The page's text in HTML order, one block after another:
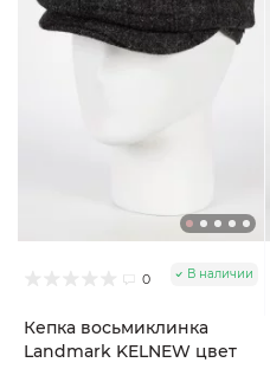
0 В наличии
Кепка восьмиклинка
Landmark KELNEW цвет